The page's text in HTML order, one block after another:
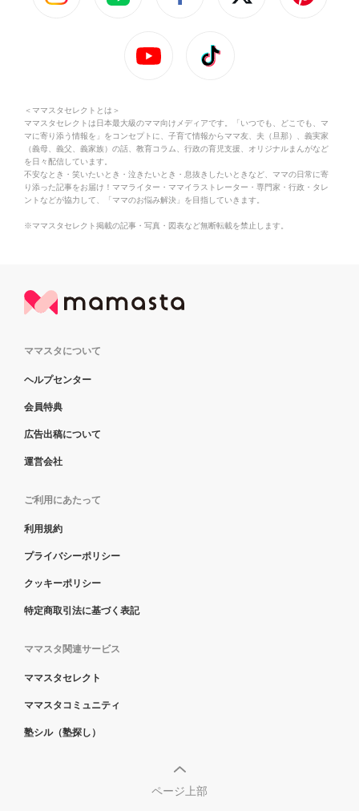
＜ママスタセレクトとは＞
ママスタセレクトは日本最大級のママ向けメディアです。「いつでも、どこでも、マ
マに寄り添う情報を」をコンセプトに、子育て情報からママ友、夫（旦那）、義実家
（義母、義父、義家族）の話、教育コラム、行政の育児支援、オリジナルまんがなど
を日々配信しています。
不安なとき・笑いたいとき・泣きたいとき・息抜きしたいときなど、ママの日常に寄
り添った記事をお届け！ママライター・ママイラストレーター・専門家・行政・タレ
ントなどが協力して、「ママのお悩み解決」を目指していきます。
※ママスタセレクト掲載の記事・写真・図表など無断転載を禁止します。
ママスタについて
ヘルプセンター
会員特典
広告出稿について
運営会社
ご利用にあたって
利用規約
プライバシーポリシー
クッキーポリシー
特定商取引法に基づく表記
ママスタ関連サービス
ママスタセレクト
ママスタコミュニティ
塾シル（塾探し）
ページ上部